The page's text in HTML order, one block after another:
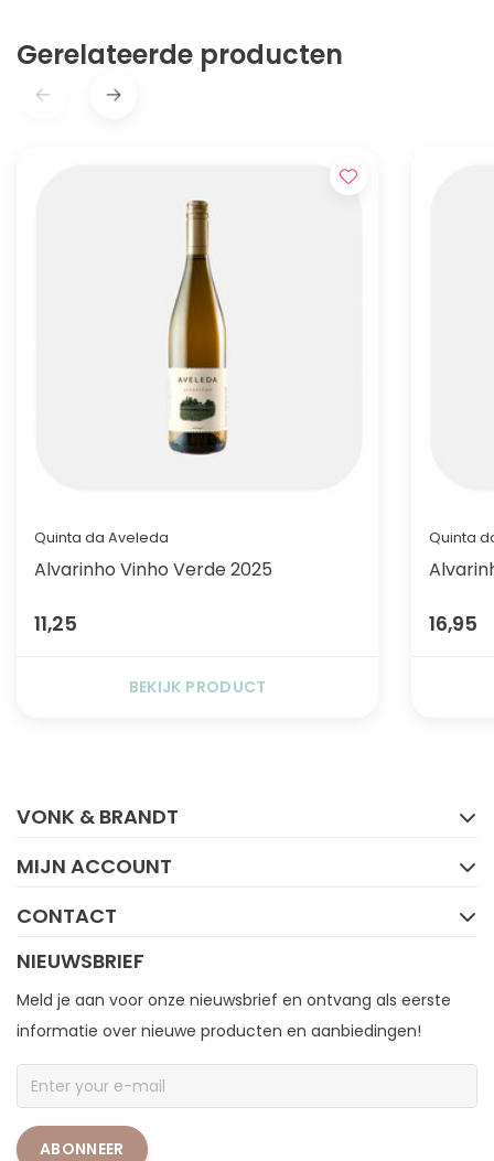
Gerelateerde producten
Quinta da Aveleda
Alvarinho Vinho Verde 2025
11,25
BEKIJK PRODUCT
Quinta
16,95
VONK & BRANDT
MIJN ACCOUNT
CONTACT
NIEUWSBRIEF
Meld je aan voor onze nieuwsbrief en ontvang als eerste
informatie over nieuwe producten en aanbiedingen!
ABONNEER